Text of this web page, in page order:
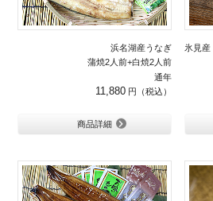
浜名湖産うなぎ
蒲焼2人前+白焼2人前
通年
11,880
商品詳細
氷見